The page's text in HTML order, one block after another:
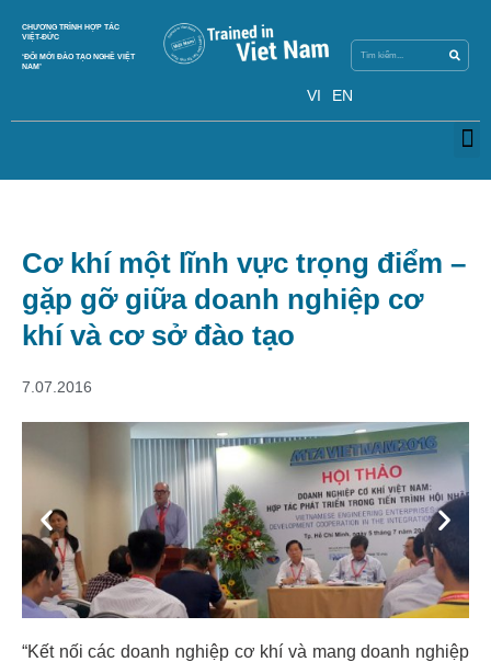
CHƯƠNG TRÌNH HỢP TÁC
VIỆT-ĐỨC
‘ĐỔI MỚI ĐÀO TẠO NGHỀ VIỆT
NAM’
VI EN
Cơ khí một lĩnh vực trọng điểm –
gặp gỡ giữa doanh nghiệp cơ
khí và cơ sở đào tạo
7.07.2016
Previous Next
“Kết nối các doanh nghiệp cơ khí và mang doanh nghiệp